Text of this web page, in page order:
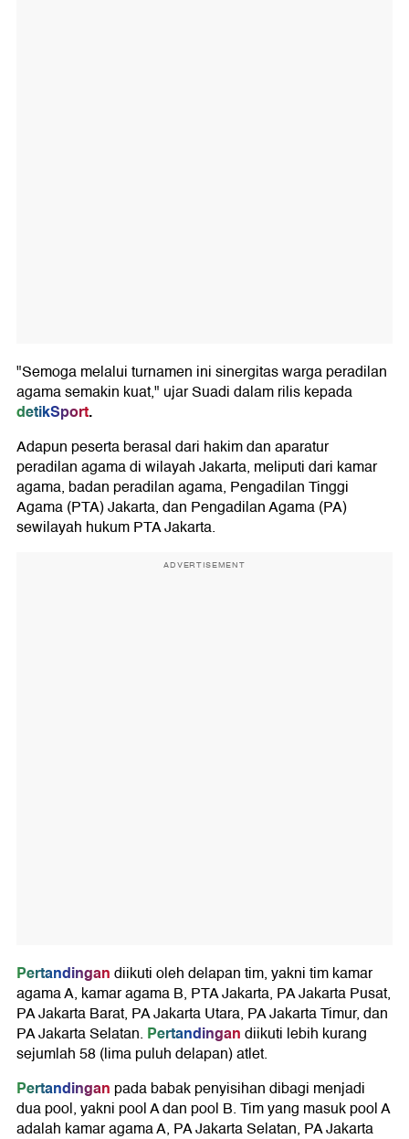
"Semoga melalui turnamen ini sinergitas warga peradilan
agama semakin kuat," ujar Suadi dalam rilis kepada
detikSport.
Adapun peserta berasal dari hakim dan aparatur
peradilan agama di wilayah Jakarta, meliputi dari kamar
agama, badan peradilan agama, Pengadilan Tinggi
Agama (PTA) Jakarta, dan Pengadilan Agama (PA)
sewilayah hukum PTA Jakarta.
ADVERTISEMENT
Pertandingandiikuti oleh delapan tim, yakni tim kamar
agama A, kamar agama B, PTA Jakarta, PA Jakarta Pusat,
PA Jakarta Barat, PA Jakarta Utara, PA Jakarta Timur, dan
PA Jakarta Selatan. Pertandingandiikuti lebih kurang
sejumlah 58 (lima puluh delapan) atlet.
Pertandingan pada babak penyisihan dibagi menjadi
dua pool, yakni pool A dan pool B. Tim yang masuk pool A
adalah kamar agama A, PA Jakarta Selatan, PA Jakarta